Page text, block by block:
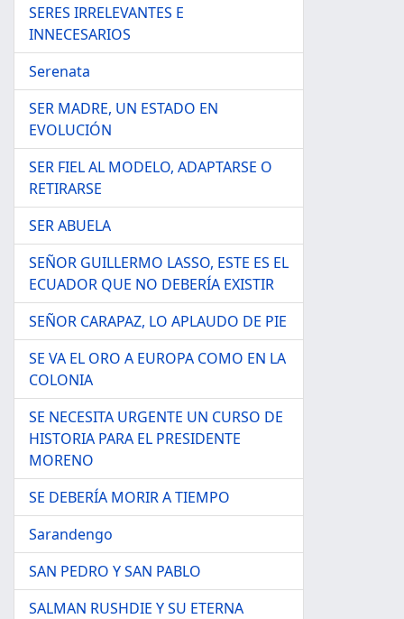
SERES IRRELEVANTES E
INNECESARIOS
Serenata
SER MADRE, UN ESTADO EN
EVOLUCIÓN
SER FIEL AL MODELO, ADAPTARSE O
RETIRARSE
SER ABUELA
SEÑOR GUILLERMO LASSO, ESTE ES EL
ECUADOR QUE NO DEBERÍA EXISTIR
SEÑOR CARAPAZ, LO APLAUDO DE PIE
SE VA EL ORO A EUROPA COMO EN LA
COLONIA
SE NECESITA URGENTE UN CURSO DE
HISTORIA PARA EL PRESIDENTE
MORENO
SE DEBERÍA MORIR A TIEMPO
Sarandengo
SAN PEDRO Y SAN PABLO
SALMAN RUSHDIE Y SU ETERNA